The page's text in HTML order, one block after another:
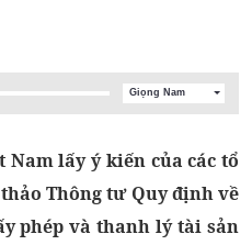
Giọng Nam
lấy ý kiến của các tổ
Thông tư Quy định về
phép và thanh lý tài sản